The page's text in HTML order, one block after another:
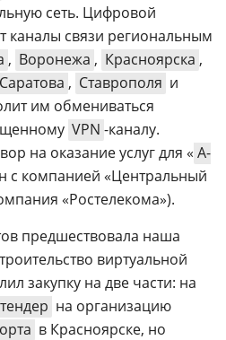
сеть. Цифровой
каналы связи региональным
, Воронежа , Красноярска ,
Саратова , Ставрополя и
им обмениваться
VPN -каналу.
на оказание услуг для « А-
с компанией «Центральный
«Ростелекома»).
предшествовала наша
виртуальной
закупку на две части: на
тендер на организацию
в Красноярске, но